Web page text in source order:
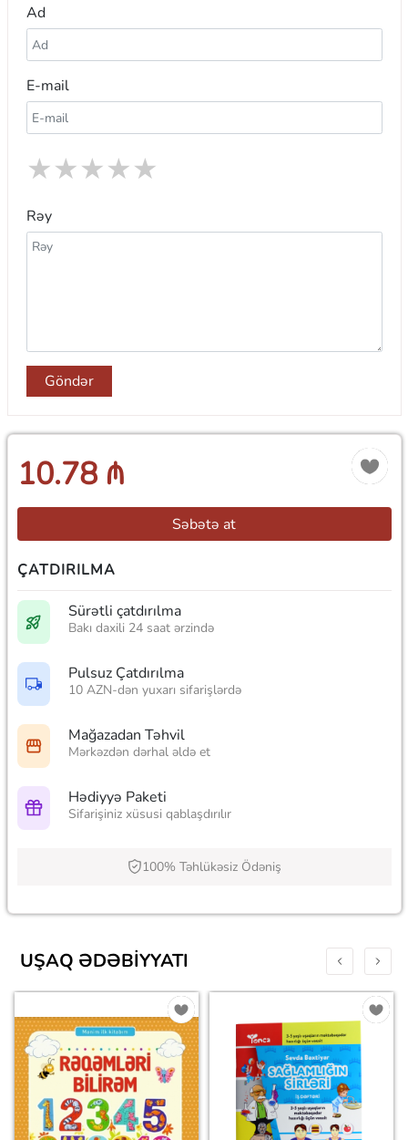
Ad
E-mail
★
★
★
★
★
Rəy
Göndər
10.78 ₼
Səbətə at
ÇATDIRILMA
Sürətli çatdırılma
Bakı daxili 24 saat ərzində
Pulsuz Çatdırılma
10 AZN-dən yuxarı sifarişlərdə
Mağazadan Təhvil
Mərkəzdən dərhal əldə et
Hədiyyə Paketi
Sifarişiniz xüsusi qablaşdırılır
100% Təhlükəsiz Ödəniş
UŞAQ ƏDƏBIYYATI